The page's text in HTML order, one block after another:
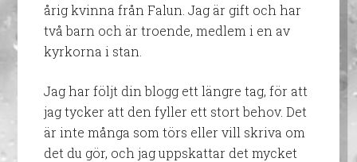
årig kvinna från Falun. Jag är gift och har
två barn och är troende, medlem i en av
kyrkorna i stan.
Jag har följt din blogg ett längre tag, för att
jag tycker att den fyller ett stort behov. Det
är inte många som törs eller vill skriva om
det du gör, och jag uppskattar det mycket